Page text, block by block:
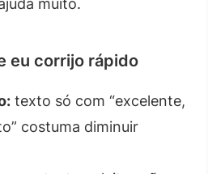
muito.
eu corrijo rápido
texto só com “excelente,
costuma diminuir